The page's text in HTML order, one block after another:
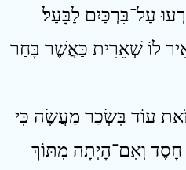
עַל־בִּרְכַּיִם לַבָּעַל׃
לוֹ שְׁאֵרִית כַּאֲשֶׁר בָּחַר
עוֹד בִּשְׂכַר מַעֲשֶׂה כִּי
חָסֶד וְאִם־הָיְתָה מִתּוֹךְ